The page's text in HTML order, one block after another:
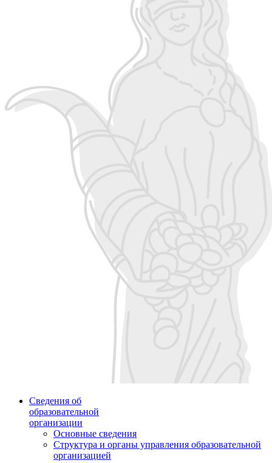
Сведения об
образовательной
организации
Основные сведения
Структура и органы управления образовательной
организацией